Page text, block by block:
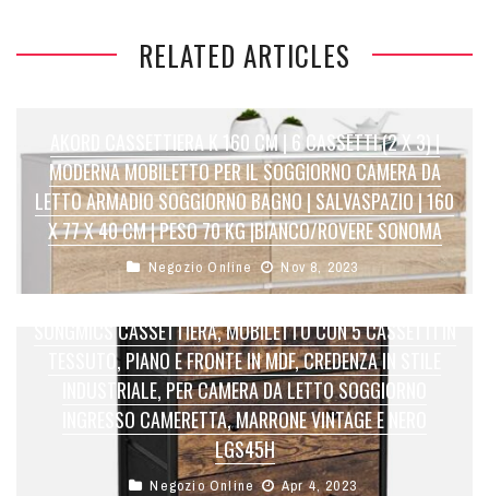
RELATED ARTICLES
AKORD CASSETTIERA K 160 CM | 6 CASSETTI (2 X 3) |
MODERNA MOBILETTO PER IL SOGGIORNO CAMERA DA
LETTO ARMADIO SOGGIORNO BAGNO | SALVASPAZIO | 160
X 77 X 40 CM | PESO 70 KG |BIANCO/ROVERE SONOMA
Negozio Online Nov 8, 2023
SONGMICS CASSETTIERA, MOBILETTO CON 5 CASSETTI IN
TESSUTO, PIANO E FRONTE IN MDF, CREDENZA IN STILE
INDUSTRIALE, PER CAMERA DA LETTO SOGGIORNO
INGRESSO CAMERETTA, MARRONE VINTAGE E NERO
LGS45H
Negozio Online Apr 4, 2023